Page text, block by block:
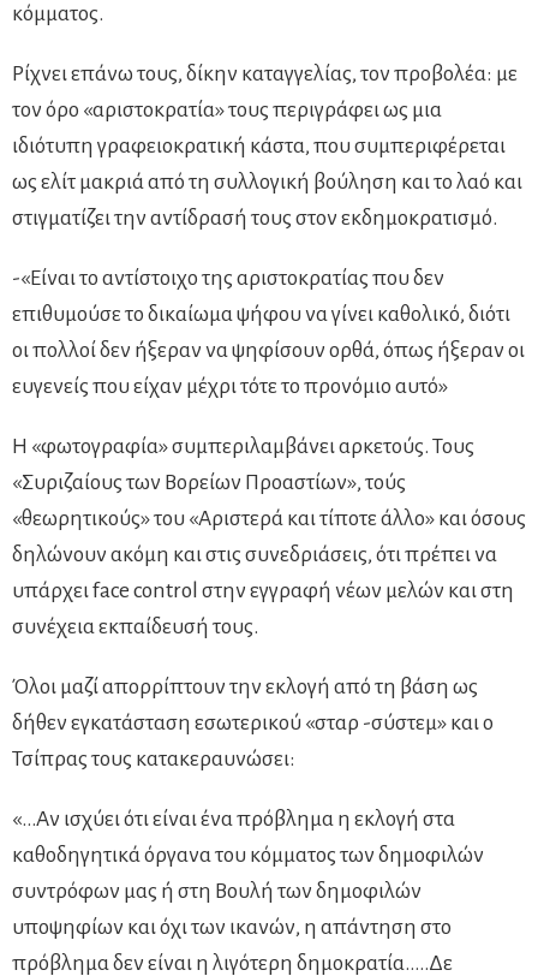
κόμματος.
Ρίχνει επάνω τους, δίκην καταγγελίας, τον προβολέα: με
τον όρο «αριστοκρατία» τους περιγράφει ως μια
ιδιότυπη γραφειοκρατική κάστα, που συμπεριφέρεται
ως ελίτ μακριά από τη συλλογική βούληση και το λαό και
στιγματίζει την αντίδρασή τους στον εκδημοκρατισμό.
-«Είναι το αντίστοιχο της αριστοκρατίας που δεν
επιθυμούσε το δικαίωμα ψήφου να γίνει καθολικό, διότι
οι πολλοί δεν ήξεραν να ψηφίσουν ορθά, όπως ήξεραν οι
ευγενείς που είχαν μέχρι τότε το προνόμιο αυτό»
Η «φωτογραφία» συμπεριλαμβάνει αρκετούς. Τους
«Συριζαίους των Βορείων Προαστίων», τούς
«θεωρητικούς» του «Αριστερά και τίποτε άλλο» και όσους
δηλώνουν ακόμη και στις συνεδριάσεις, ότι πρέπει να
υπάρχει face control στην εγγραφή νέων μελών και στη
συνέχεια εκπαίδευσή τους.
Όλοι μαζί απορρίπτουν την εκλογή από τη βάση ως
δήθεν εγκατάσταση εσωτερικού «σταρ -σύστεμ» και ο
Τσίπρας τους κατακεραυνώσει:
«…Αν ισχύει ότι είναι ένα πρόβλημα η εκλογή στα
καθοδηγητικά όργανα του κόμματος των δημοφιλών
συντρόφων μας ή στη Βουλή των δημοφιλών
υποψηφίων και όχι των ικανών, η απάντηση στο
πρόβλημα δεν είναι η λιγότερη δημοκρατία…..Δε